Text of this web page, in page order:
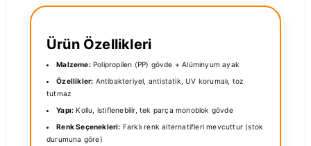
Ürün Özellikleri
Malzeme:Polipropilen (PP) gövde + Alüminyum ayak
Özellikler: Antibakteriyel, antistatik, UV korumalı, toz
tutmaz
Yapı: Kollu, istiflenebilir, tek parça monoblok gövde
Renk Seçenekleri: Farklı renk alternatifleri mevcuttur (stok
durumuna göre)